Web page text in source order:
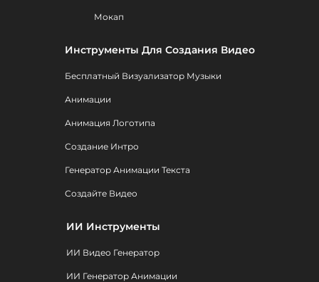
Мокап
Инструменты Для Создания Видео
Бесплатный Визуализатор Музыки
Анимации
Анимация Логотипа
Создание Интро
Генератор Анимации Текста
Создайте Видео
ИИ Инструменты
ИИ Видео Генератор
ИИ Генератор Анимации